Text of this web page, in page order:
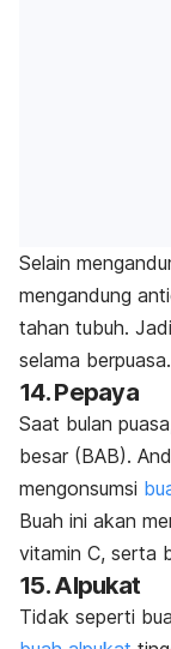
Selain
mengandung
tahan tubuh.
selama berpuasa.
14. Pepaya
Saat bulan
besar (BAB).
mengonsumsi
Buah ini akan
vitamin C, serta
15. Alpukat
Tidak seperti